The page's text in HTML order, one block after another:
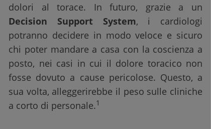
dolori al torace. In futuro, grazie a un
Decision Support System, i cardiologi
potranno decidere in modo veloce e sicuro
chi poter mandare a casa con la coscienza a
posto, nei casi in cui il dolore toracico non
fosse dovuto a cause pericolose. Questo, a
sua volta, alleggerirebbe il peso sulle cliniche
a corto di personale.1